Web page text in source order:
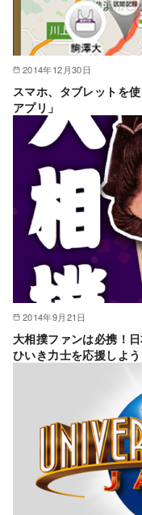
2014年12月30日
スマホ、タブレットを
アプリ」
2014年9月21日
大相撲ファンは必携！
ひいき力士を応援しよう